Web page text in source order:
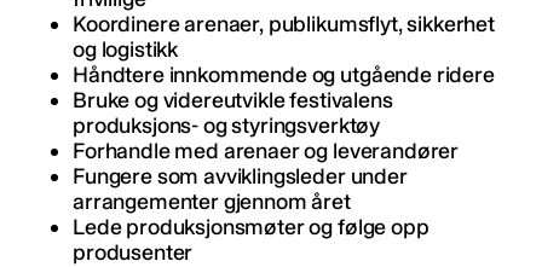
Koordinere arenaer, publikumsflyt, sikkerhet
og logistikk
Håndtere innkommende og utgående ridere
Bruke og videreutvikle festivalens
produksjons- og styringsverktøy
Forhandle med arenaer og leverandører
Fungere som avviklingsleder under
arrangementer gjennom året
Lede produksjonsmøter og følge opp
produsenter